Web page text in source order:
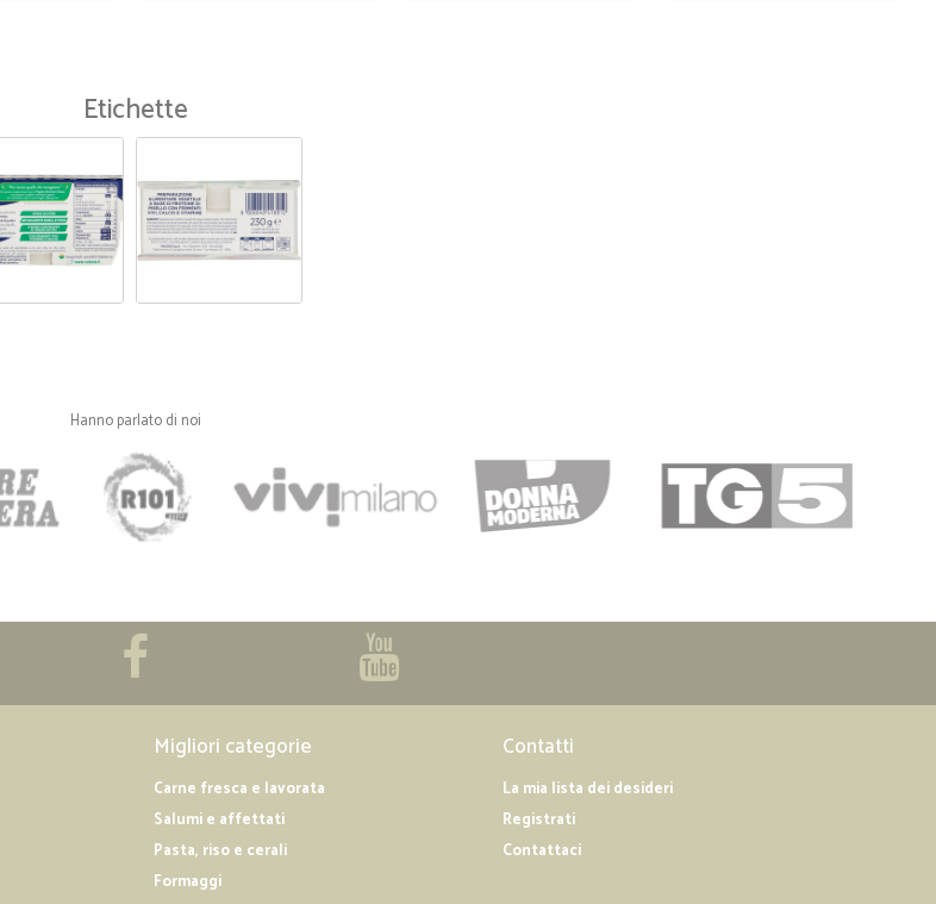
tutto bene x discorso prodotti…
difficile ma non si può ogni giorno non muoversi da una stanza perché viene comunicato
merce in consegna poi varia fascia oraria nel corso della giornata, uno attende fino alle 21 e
poi slitta al giorno dopo e così x tre GG consecutivi...cmq poi quando arrivato il corriere detto
avuto problemi rotto camion ecc può capitare importante è che sito sia aggiornato così uno
il vostro servizio sarei veramente messa male...
Il servizio è sempre preciso e…
supermercato. Consigliatissimo !
i prodotti erano di qualità e imballati perfettamente, l'unico problema è dato dal fatto che,
essendo in difficoltà motorie, il corriere mi ha scaricato la spesa a livello strada e, essendo
più pesante. Sono del parere che, se una persona organizza la spesa in questo modo, spesso
lo faccia x problemi di deambulazione, quindi il servizio dovrebbe essere comprensivo del
trasporto dianzi la porta del compratore. Cordiali saluti, Sante Avanzi
Etichette
Hanno parlato di noi
Migliori categorie
Carne fresca e lavorata
Salumi e affettati
Pasta, riso e cerali
Formaggi
Contatti
La mia lista dei desideri
Registrati
Contattaci